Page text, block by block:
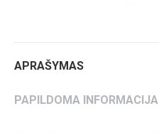
APRAŠYMAS
PAPILDOMA INFORMACIJA